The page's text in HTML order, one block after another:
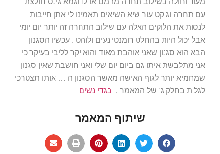
עם תחרה וג’קט עור שיא השיאים תאמינו לי אתן חייבות
לנסות את הלוקים האלה עם שילוב התחרה זה יותר יום יומי
אבל יכול היות בהחלט רומנטי נעים ולוהט . עכשיו הסגנון
הבא הוא סגנון שאני אוהבת מאוד והוא יקר לליבי בעיקר כי
אני מתלבשת איתו גם ביום יום שלי ואני חושבת שאין סגנון
שמחמיא יותר לגוף האישה מאשר הסגנון ה … אותו תצטרכי
לגלות בחלק ג’ של המאמר . בגדי נשים
שיתוף המאמר